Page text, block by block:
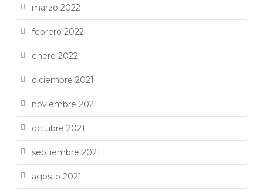
marzo 2022
febrero 2022
enero 2022
diciembre 2021
noviembre 2021
octubre 2021
septiembre 2021
agosto 2021